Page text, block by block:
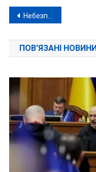
Навігація
записів
Небезпечні канікули: що загрожує дітям на Вінниччині
ПОВ'ЯЗАНІ НОВИНИ